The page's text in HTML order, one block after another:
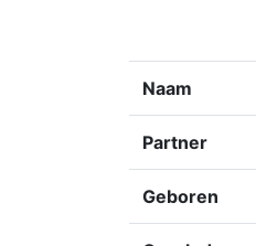
Naam
Partner
Geboren